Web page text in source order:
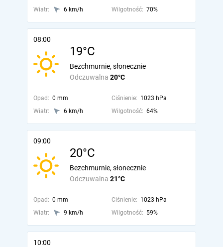
Wiatr: 6 km/h Wilgotność: 70%
08:00
19°C
Odczuwalna 20°C
Bezchmurnie, słonecznie
Opad: 0 mm Ciśnienie: 1023 hPa
Wiatr:
6 km/h Wilgotność: 64%
09:00
20°C
Odczuwalna 21°C
Bezchmurnie, słonecznie
Opad: 0 mm Ciśnienie: 1023 hPa
Wiatr:
9 km/h Wilgotność: 59%
10:00